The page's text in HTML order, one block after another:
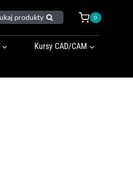
produkty 0
Kursy CAD/CAM